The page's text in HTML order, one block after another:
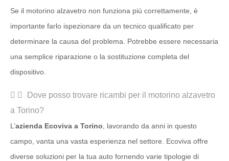
Se il motorino alzavetro non funziona più correttamente, è
importante farlo ispezionare da un tecnico qualificato per
determinare la causa del problema. Potrebbe essere necessaria
una semplice riparazione o la sostituzione completa del
dispositivo.
Dove posso trovare ricambi per il motorino alzavetro
a Torino?
L’azienda Ecoviva a Torino , lavorando da anni in questo
campo, vanta una vasta esperienza nel settore. Ecoviva offre
diverse soluzioni per la tua auto fornendo varie tipologie di